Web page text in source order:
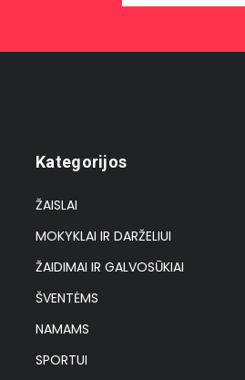
Kategorijos
ŽAISLAI
MOKYKLAI IR DARŽELIUI
ŽAIDIMAI IR GALVOSŪKIAI
ŠVENTĖMS
NAMAMS
SPORTUI